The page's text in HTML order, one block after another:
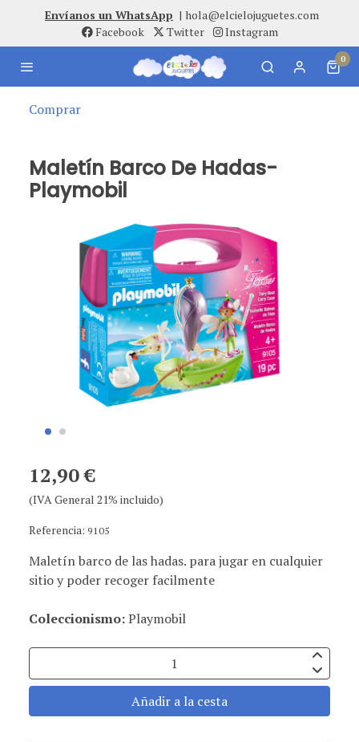
Envíanos un WhatsApp | hola@elcielojuguetes.com
Facebook
Twitter Instagram
0
Comprar
Maletín Barco De Hadas-
Playmobil
12,90 €
(IVA General 21% incluido)
Referencia: 9105
Maletín barco de las hadas. para jugar en cualquier
sitio y poder recoger facilmente
Coleccionismo:Playmobil
Añadir a la cesta